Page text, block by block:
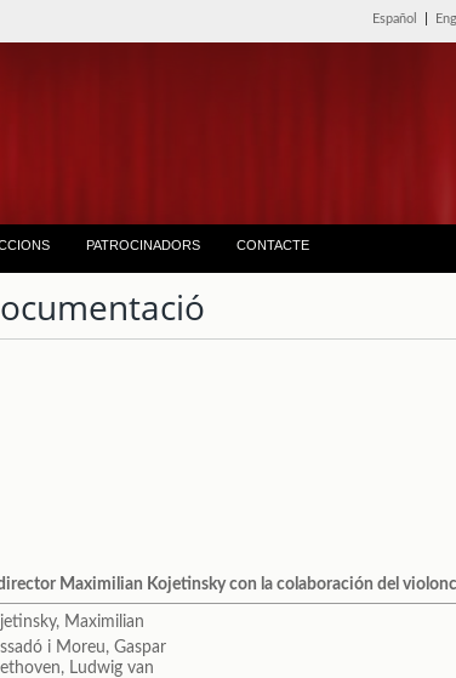
Español
PATROCINADORS CONTACTE
Maximilian Kojetinsky con la colaboración del
Maximilian
i Moreu, Gaspar
Ludwig van